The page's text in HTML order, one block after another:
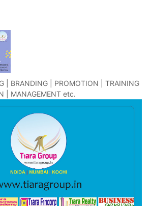
| BRANDING | PROMOTION | TRAINING
| MANAGEMENT etc.